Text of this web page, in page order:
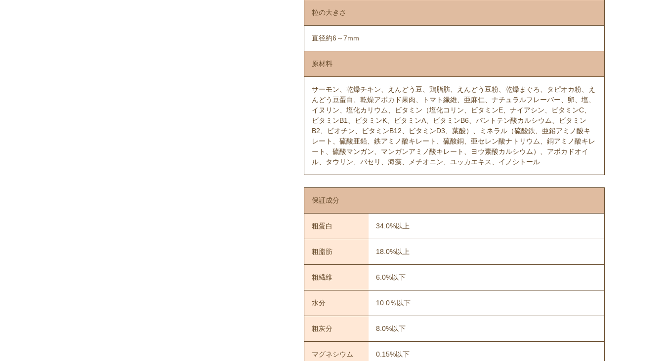
粒の大きさ
直径約6～7mm
原材料
サーモン、乾燥チキン、えんどう豆、鶏脂肪、えんどう豆粉、乾燥まぐろ、タピオカ粉、え
んどう豆蛋白、乾燥アボカド果肉、トマト繊維、亜麻仁、ナチュラルフレーバー、卵、塩、
イヌリン、塩化カリウム、ビタミン（塩化コリン、ビタミンE、ナイアシン、ビタミンC、
ビタミンB1、ビタミンK、ビタミンA、ビタミンB6、パントテン酸カルシウム、ビタミン
B2、ビオチン、ビタミンB12、ビタミンD3、葉酸）、ミネラル（硫酸鉄、亜鉛アミノ酸キ
レート、硫酸亜鉛、鉄アミノ酸キレート、硫酸銅、亜セレン酸ナトリウム、銅アミノ酸キレ
ート、硫酸マンガン、マンガンアミノ酸キレート、ヨウ素酸カルシウム）、アボカドオイ
ル、タウリン、パセリ、海藻、メチオニン、ユッカエキス、イノシトール
保証成分
粗蛋白 34.0%以上
粗脂肪 18.0%以上
粗繊維 6.0%以下
水分 10.0％以下
粗灰分 8.0%以下
マグネシウム 0.15%以下